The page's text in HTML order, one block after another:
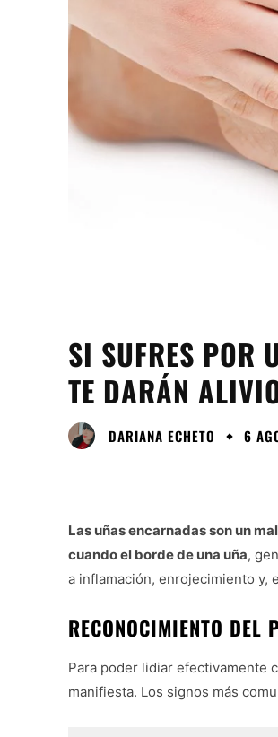
SI SUFRES POR
TE DARÁN
DARIANA ECHETO 6
Las uñas encarnadas son un
cuando el borde de una uña,
a inflamación, enrojecimiento y,
RECONOCIMIENTO DEL
Para poder lidiar efectivamente
manifiesta. Los signos más